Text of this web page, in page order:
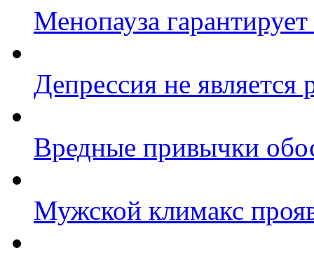
Менопауза
Депрессия не является
Вредные привычки
Мужской климакс